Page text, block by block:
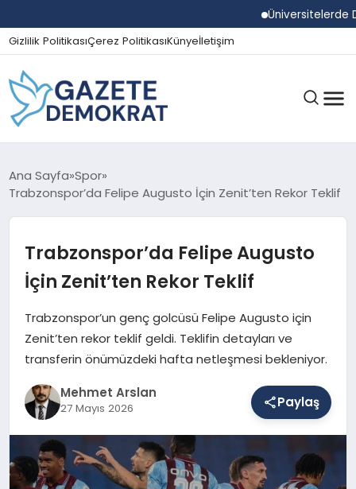
Üniversitelerde
Gizlilik PolitikasıÇerez PolitikasıKünyeİletişim
GÜNDEM
SPOR
SAĞLIK
EĞITIM
Ana Sayfa Spor
Trabzonspor’da Felipe Augusto İçin Zenit’ten Rekor Teklif
Trabzonspor’da Felipe Augusto
İçin Zenit’ten Rekor Teklif
Trabzonspor’un genç golcüsü Felipe Augusto için
Zenit’ten rekor teklif geldi. Teklifin detayları ve
transferin önümüzdeki hafta netleşmesi bekleniyor.
Mehmet Arslan
27 Mayıs 2026 Paylaş